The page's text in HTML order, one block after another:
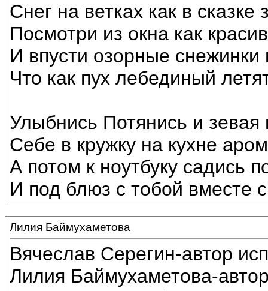
Снег на ветках как в
Посмотри из окна как
И впусти озорные снежинки
Что как пух лебединый
Улыбнись Потянись и зевая
Себе в кружку на кухне
А потом к ноутбуку садись
И под блюз с тобой вместе
Лилия Баймухаметова
Вячеслав Серегин-автор
Лилия Баймухаметова-